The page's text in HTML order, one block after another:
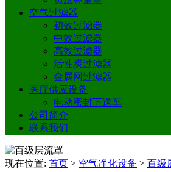
空气过滤器
初效过滤器
中效过滤器
高效过滤器
活性炭过滤器
金属网过滤器
医疗供应设备
电动密封下送车
公司简介
联系我们
现在位置: 首页 > 空气净化设备 > 百级